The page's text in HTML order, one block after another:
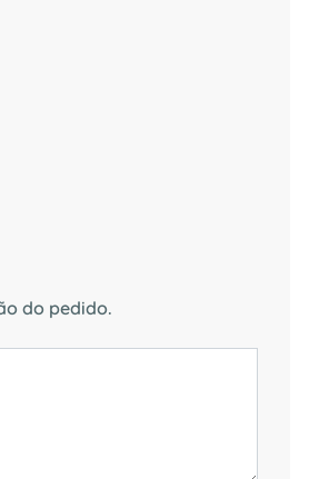
do pedido.